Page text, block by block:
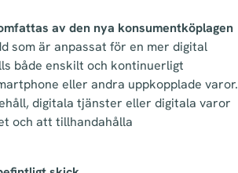
av den nya konsumentköplagen
som är anpassat för en mer digital
både enskilt och kontinuerligt
eller andra uppkopplade varor.
digitala tjänster eller digitala varor
och att tillhandahålla